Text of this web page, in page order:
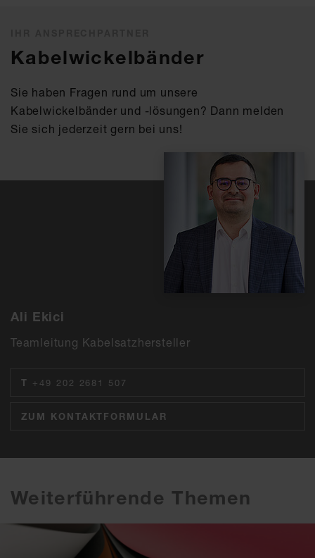
Kabelwickelbänder
Sie haben Fragen rund um unsere
Kabelwickelbänder und -lösungen? Dann melden
Sie sich jederzeit gern bei uns!
Ali Ekici
Teamleitung Kabelsatzhersteller
T +49 202 2681 507
ZUM KONTAKTFORMULAR
Weiterführende Themen